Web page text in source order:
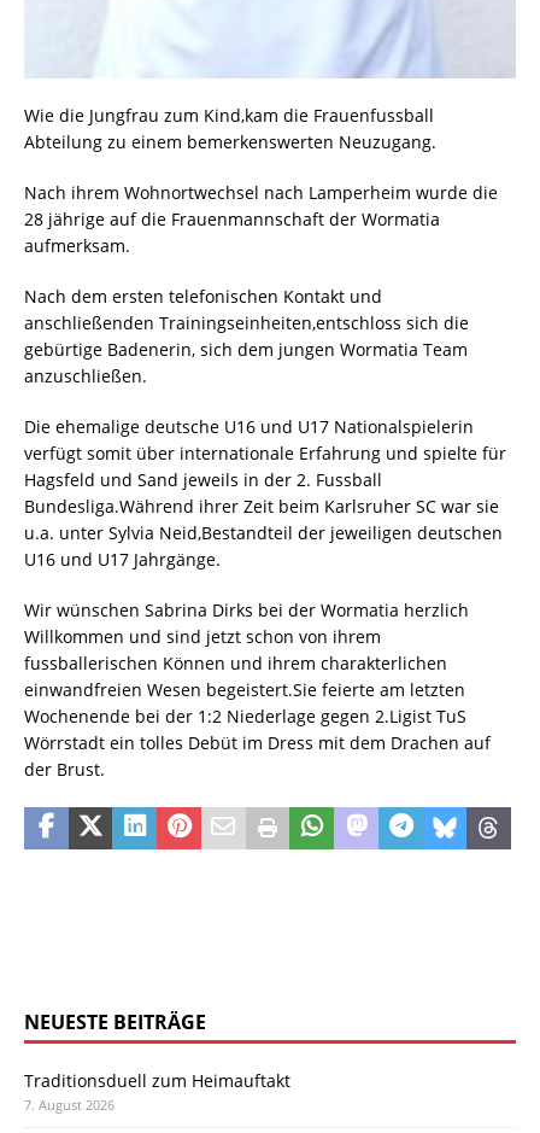
Wie die Jungfrau zum Kind,kam die Frauenfussball
Abteilung zu einem bemerkenswerten Neuzugang.
Nach ihrem Wohnortwechsel nach Lamperheim wurde die
28 jährige auf die Frauenmannschaft der Wormatia
aufmerksam.
Nach dem ersten telefonischen Kontakt und
anschließenden Trainingseinheiten,entschloss sich die
gebürtige Badenerin, sich dem jungen Wormatia Team
anzuschließen.
Die ehemalige deutsche U16 und U17 Nationalspielerin
verfügt somit über internationale Erfahrung und spielte für
Hagsfeld und Sand jeweils in der 2. Fussball
Bundesliga.Während ihrer Zeit beim Karlsruher SC war sie
u.a. unter Sylvia Neid,Bestandteil der jeweiligen deutschen
U16 und U17 Jahrgänge.
Wir wünschen Sabrina Dirks bei der Wormatia herzlich
Willkommen und sind jetzt schon von ihrem
fussballerischen Können und ihrem charakterlichen
einwandfreien Wesen begeistert.Sie feierte am letzten
Wochenende bei der 1:2 Niederlage gegen 2.Ligist TuS
Wörrstadt ein tolles Debüt im Dress mit dem Drachen auf
der Brust.
NEUESTE BEITRÄGE
Traditionsduell zum Heimauftakt
7. August 2026